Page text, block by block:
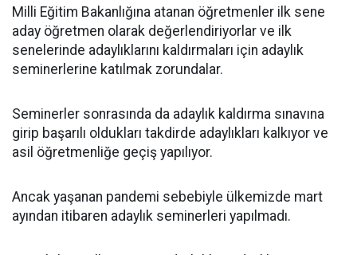
Milli Eğitim Bakanlığına atanan öğretmenler ilk sene
aday öğretmen olarak değerlendiriyorlar ve ilk
senelerinde adaylıklarını kaldırmaları için adaylık
seminerlerine katılmak zorundalar.
Seminerler sonrasında da adaylık kaldırma sınavına
girip başarılı oldukları takdirde adaylıkları kalkıyor ve
asil öğretmenliğe geçiş yapılıyor.
Ancak yaşanan pandemi sebebiyle ülkemizde mart
ayından itibaren adaylık seminerleri yapılmadı.